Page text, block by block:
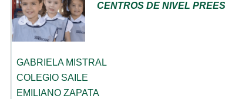
CENTROS DE NIVEL
GABRIELA MISTRAL
COLEGIO SAILE
EMILIANO ZAPATA